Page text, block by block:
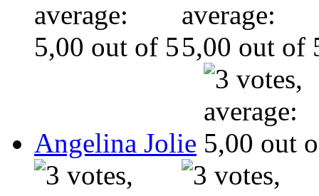
Angelina Jolie